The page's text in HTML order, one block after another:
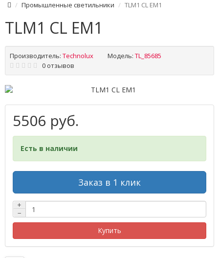
Промышленные светильники TLM1 CL EM1
TLM1 CL EM1
Производитель: Technolux Модель: TL_85685
0 отзывов
5506 руб.
Есть в наличии
Заказ в 1 клик
+
−
Купить